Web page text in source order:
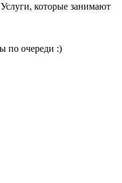
которые занимают
по очереди :)